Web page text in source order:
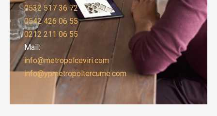
0532 517 36 72
0542 426 06 55
0212 211 06 55
Mail:
info@metropolceviri.com
info@ypmetropoltercume.com